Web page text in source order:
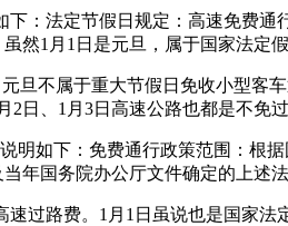
下：法定节假日规定：高速免费
然1月1日是元旦，属于国家法定
旦不属于重大节假日免收小型
日、1月3日高速公路也都是不免过
明如下：免费通行政策范围：
年国务院办公厅文件确定的上述
速过路费。1月1日虽说也是国家